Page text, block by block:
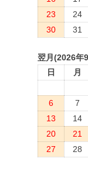
23
24
30
31
翌月(2026年
日
月
6
7
13
14
20
21
27
28